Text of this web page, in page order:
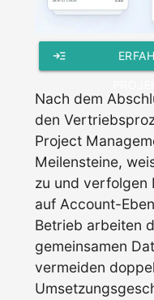
read_more
Nach dem
den
Project
Meilensteine,
zu und verfolgen
auf Account-
Betrieb arbeiten
gemeinsamen
vermeiden